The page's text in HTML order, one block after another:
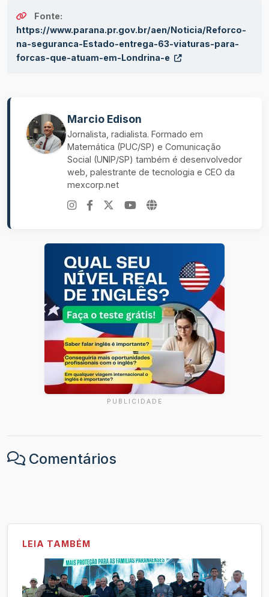
Fonte:
https://www.parana.pr.gov.br/aen/Noticia/Reforco-
na-seguranca-Estado-entrega-63-viaturas-para-
forcas-que-atuam-em-Londrina-e
Marcio Edison
Jornalista, radialista. Formado em
Matemática (PUC/SP) e Comunicação
Social (UNIP/SP) também é desenvolvedor
web, palestrante de tecnologia e CEO da
mexcorp.net
PUBLICIDADE
Comentários
LEIA TAMBÉM